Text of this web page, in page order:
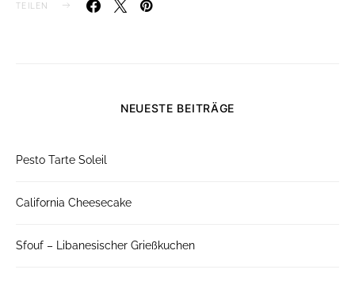
TEILEN
NEUESTE BEITRÄGE
Pesto Tarte Soleil
California Cheesecake
Sfouf – Libanesischer Grießkuchen